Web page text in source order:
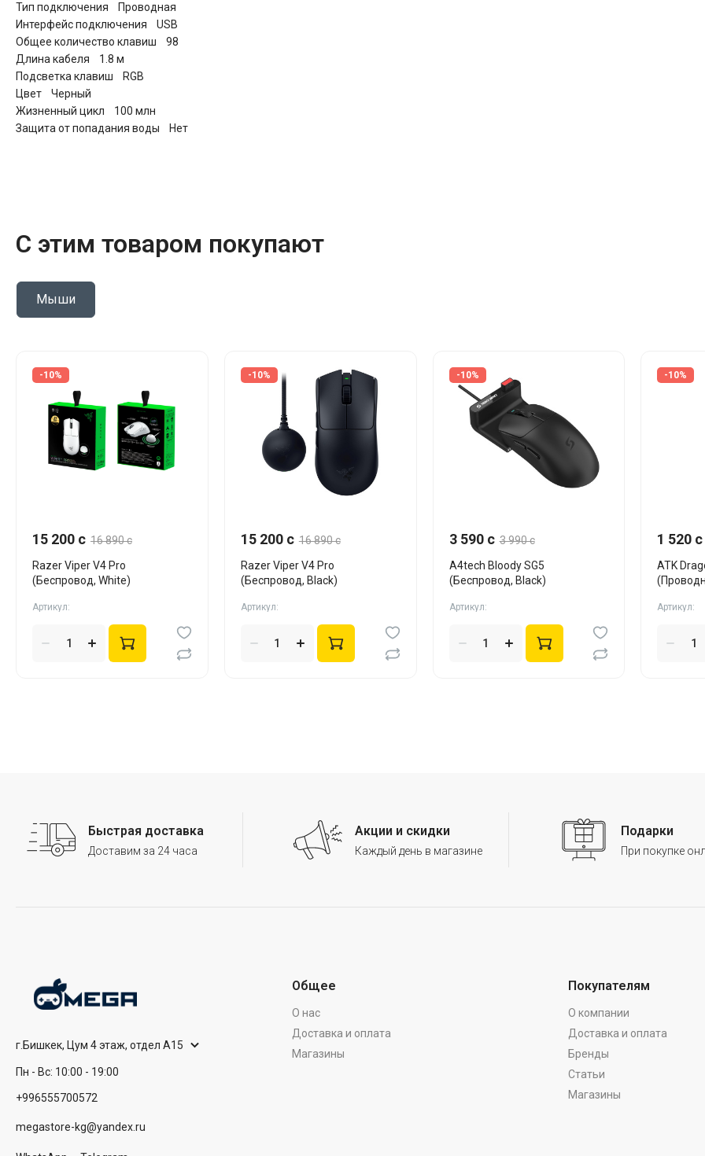
Тип подключения Проводная
Интерфейс подключения USB
Общее количество клавиш 98
Длина кабеля 1.8 м
Подсветка клавиш RGB
Цвет Черный
Жизненный цикл 100 млн
Защита от попадания воды Нет
С этим товаром покупают
Мыши
-10%
15 200 c 16 890 c
Razer Viper V4 Pro
(Беспровод, White)
Артикул:
-10%
15 200 c 16 890 c
Razer Viper V4 Pro
(Беспровод, Black)
Артикул:
-10%
3 590 c 3 990 c
A4tech Bloody SG5
(Беспровод, Black)
Артикул:
-10%
1 520 c
ATK
Артикул:
Быстрая доставка
Доставим за 24 часа
Акции и скидки
Каждый день в магазине
Подарки
При покупке
г.Бишкек, Цум 4 этаж, отдел А15
Пн - Вс: 10:00 - 19:00
+996555700572
megastore-kg@yandex.ru
Общее
О нас
Доставка и оплата
Магазины
Покупателям
О компании
Доставка и оплата
Бренды
Статьи
Магазины